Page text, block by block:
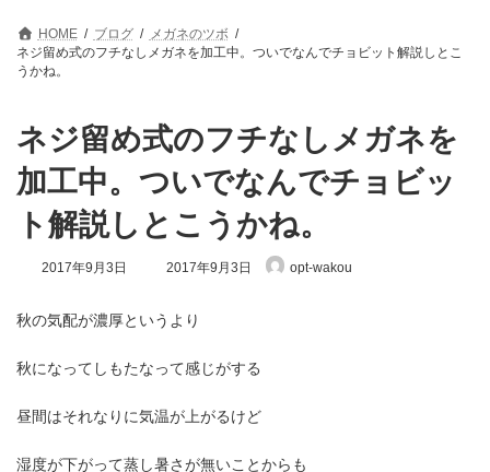
HOME ブログ
メガネのツボ
ネジ留め式のフチなしメガネを加工中。ついでなんでチョビット解説しとこ
うかね。
ネジ留め式のフチなしメガネを
加工中。ついでなんでチョビッ
ト解説しとこうかね。
2017年9月3日
最
新
:
2017年9月3日 opt-wakou
秋の気配が濃厚というより
秋になってしもたなって感じがする
昼間はそれなりに気温が上がるけど
湿度が下がって蒸し暑さが無いことからも